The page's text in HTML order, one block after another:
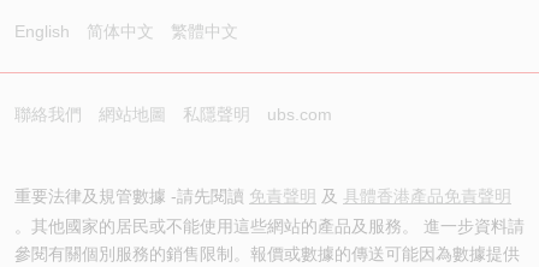
English 简体中文 繁體中文
聯絡我們 網站地圖 私隱聲明 ubs.com
重要法律及規管數據 -請先閱讀 免責聲明 及 具體香港產品免責聲明
。其他國家的居民或不能使用這些網站的產品及服務。 進一步資料請
參閱有關個別服務的銷售限制。報價或數據的傳送可能因為數據提供